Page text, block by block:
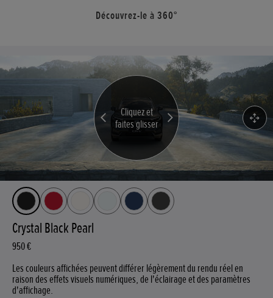
Découvrez-le à 360°
Cliquez et
faites glisser
Crystal Black Pearl
950 €
Les couleurs affichées peuvent différer légèrement du rendu réel en
raison des effets visuels numériques, de l'éclairage et des paramètres
d'affichage.